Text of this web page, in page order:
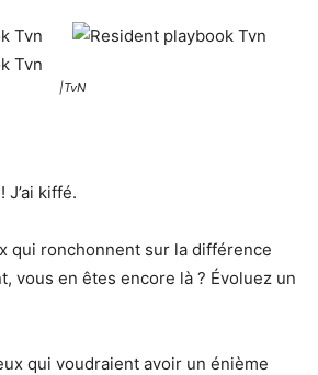
|TvN
J’ai kiffé.
qui ronchonnent sur la différence
vous en êtes encore là ? Évoluez un
qui voudraient avoir un énième